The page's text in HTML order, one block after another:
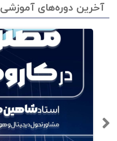
آخرین دوره‌های آموزشی